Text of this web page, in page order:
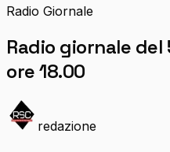
Radio Giornale
Radio giornale
ore 18.00
redazione